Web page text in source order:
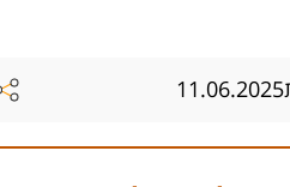
11.06.2025